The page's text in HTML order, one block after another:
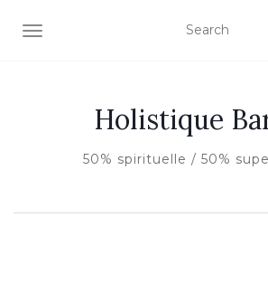
AFFICHER/MASQUER LA
Holistique
50% spirituelle / 50%